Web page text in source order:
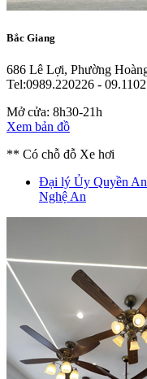
Bắc Giang
686 Lê Lợi, Phường
Tel:0989.220226 -
Mở cửa: 8h30-21h
Xem bản đồ
** Có chỗ đỗ Xe hơi
Đại lý Ủy Quyền
Nghệ An